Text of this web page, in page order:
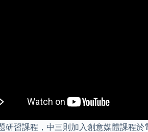
習課程，中三則加入創意媒體課程